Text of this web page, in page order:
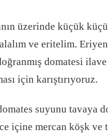
üzerinde küçük
ve eritelim.
domatesi
için karıştırıyoruz.
suyunu tavaya
içine mercan köşk